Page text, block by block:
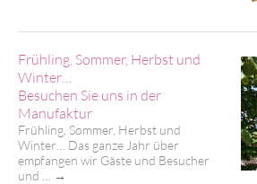
Frühling, Sommer, Herbst und
Winter…
Besuchen Sie uns in der
Manufaktur
Frühling, Sommer, Herbst und
Winter… Das ganze Jahr über
empfangen wir Gäste und Besucher
und …
→